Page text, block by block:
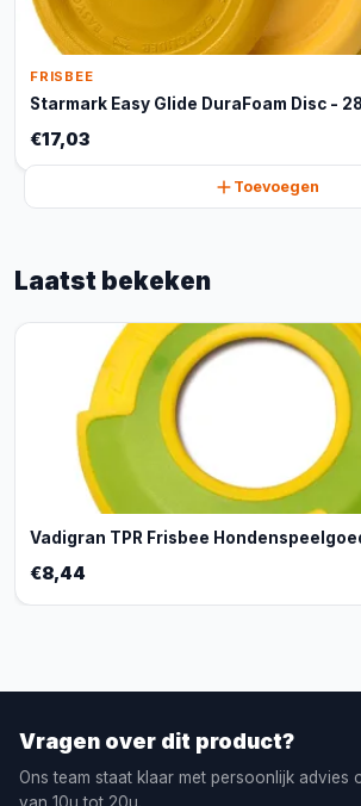
FRISBEE
Starmark Easy Glide DuraFoam Disc -
€17,03
Toevoegen
Laatst bekeken
Vadigran TPR Frisbee
€8,44
Vragen over dit product?
Ons team staat klaar met persoonlijk advies